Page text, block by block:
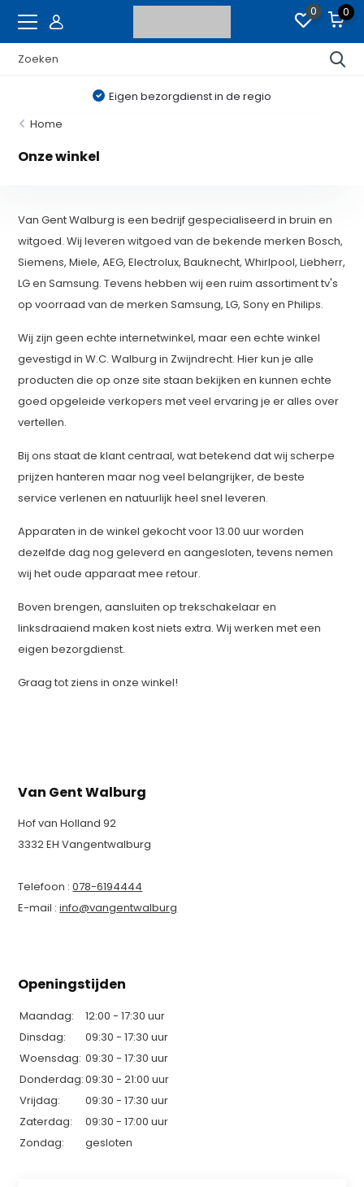
0 0
Eigen bezorgdienst in de regio
Home
Onze winkel
Van Gent Walburg is een bedrijf gespecialiseerd in bruin en
witgoed. Wij leveren witgoed van de bekende merken Bosch,
Siemens, Miele, AEG, Electrolux, Bauknecht, Whirlpool, Liebherr,
LG en Samsung. Tevens hebben wij een ruim assortiment tv's
op voorraad van de merken Samsung, LG, Sony en Philips.
Wij zijn geen echte internetwinkel, maar een echte winkel
gevestigd in W.C. Walburg in Zwijndrecht. Hier kun je alle
producten die op onze site staan bekijken en kunnen echte
goed opgeleide verkopers met veel ervaring je er alles over
vertellen.
Bij ons staat de klant centraal, wat betekend dat wij scherpe
prijzen hanteren maar nog veel belangrijker, de beste
service verlenen en natuurlijk heel snel leveren.
Apparaten in de winkel gekocht voor 13.00 uur worden
dezelfde dag nog geleverd en aangesloten, tevens nemen
wij het oude apparaat mee retour.
Boven brengen, aansluiten op trekschakelaar en
linksdraaiend maken kost niets extra. Wij werken met een
eigen bezorgdienst.
Graag tot ziens in onze winkel!
Van Gent Walburg
Hof van Holland 92
3332 EH Vangentwalburg
Telefoon :078-6194444
E-mail :info@vangentwalburg
Openingstijden
Maandag:
12:00 - 17:30 uur
Dinsdag:
09:30 - 17:30 uur
Woensdag: 09:30 - 17:30 uur
Donderdag:09:30 - 21:00 uur
Vrijdag:
09:30 - 17:30 uur
Zaterdag:
09:30 - 17:00 uur
Zondag:
gesloten